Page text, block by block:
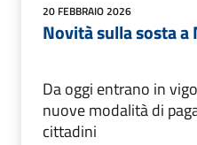
20 FEBBRAIO 2026
Novità sulla sosta a
Da oggi entrano in
nuove modalità di
cittadini